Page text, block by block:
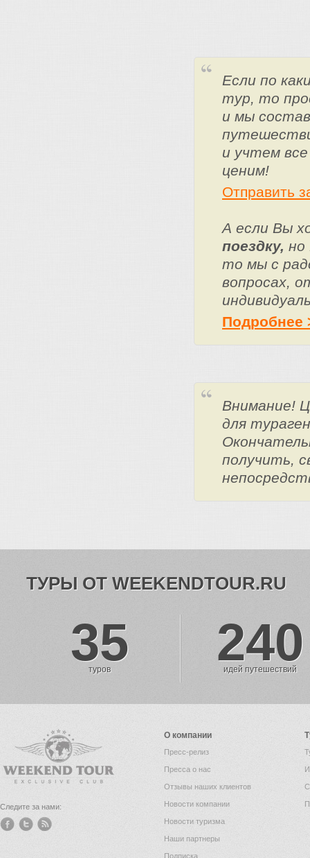
Если по
тур, то
и мы
и учтем
ценим!
Отправить
А если Вы
поездку, но
то мы с
вопросах,
Подробнее
Внимание!
для
получить,
ТУРЫ ОТ WEEKENDTOUR.RU
35
туров 240
идей путешествий
Следите за нами:
О компании
Пресс-релиз
Пресса о нас
Отзывы наших клиентов
Новости компании
Новости туризма
Наши партнеры
Подписка